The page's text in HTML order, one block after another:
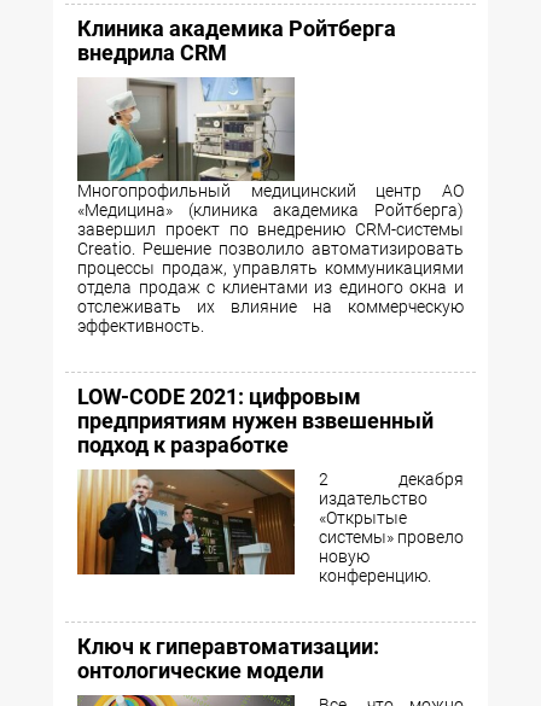
Клиника академика Ройтберга
внедрила CRM
Многопрофильный медицинский центр АО
«Медицина» (клиника академика Ройтберга)
завершил проект по внедрению CRM-системы
Creatio. Решение позволило автоматизировать
процессы продаж, управлять коммуникациями
отдела продаж с клиентами из единого окна и
отслеживать их влияние на коммерческую
эффективность.
LOW-CODE 2021: цифровым
предприятиям нужен взвешенный
подход к разработке
2 декабря
издательство
«Открытые
системы» провело
новую
конференцию.
Ключ к гиперавтоматизации:
онтологические модели